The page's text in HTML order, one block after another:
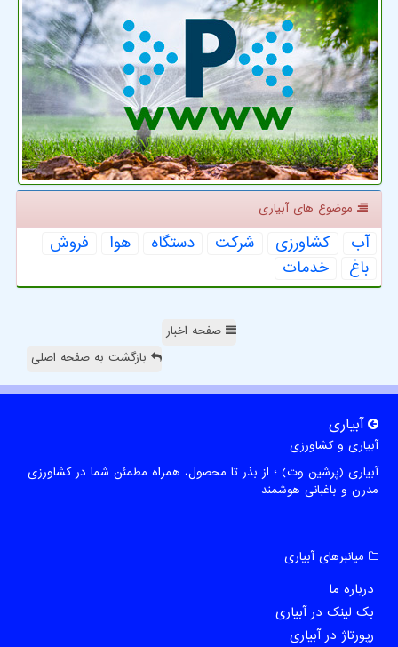
موضوع های آبیاری
آب كشاورزی شركت دستگاه هوا
فروش
باغ
خدمات
صفحه اخبار
بازگشت به صفحه اصلی
آبیاری
آبیاری و کشاورزی
آبیاری (پرشین وت) ؛ از بذر تا محصول، همراه مطمئن شما در کشاورزی
مدرن و باغبانی هوشمند
میانبرهای آبیاری
درباره ما
بک لینک در آبیاری
رپورتاژ در آبیاری